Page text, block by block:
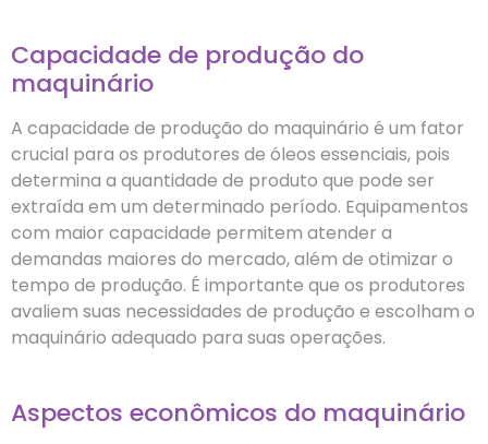
Capacidade de produção do
maquinário
A capacidade de produção do maquinário é um fator
crucial para os produtores de óleos essenciais, pois
determina a quantidade de produto que pode ser
extraída em um determinado período. Equipamentos
com maior capacidade permitem atender a
demandas maiores do mercado, além de otimizar o
tempo de produção. É importante que os produtores
avaliem suas necessidades de produção e escolham o
maquinário adequado para suas operações.
Aspectos econômicos do maquinário